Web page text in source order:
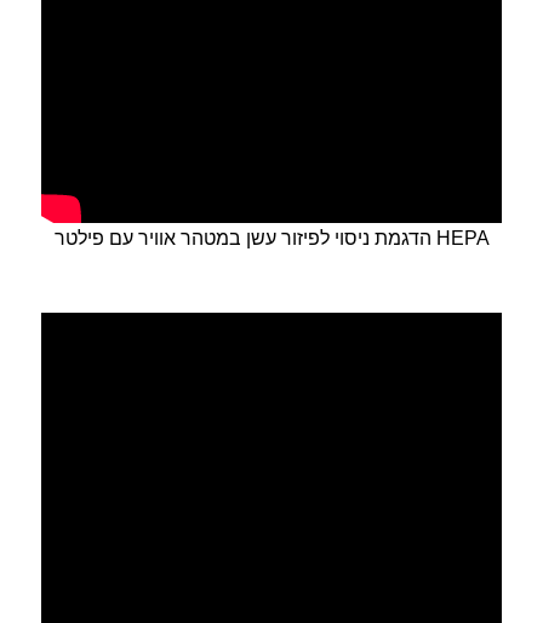
הדגמת ניסוי לפיזור עשן במטהר אוויר עם פילטר HEPA